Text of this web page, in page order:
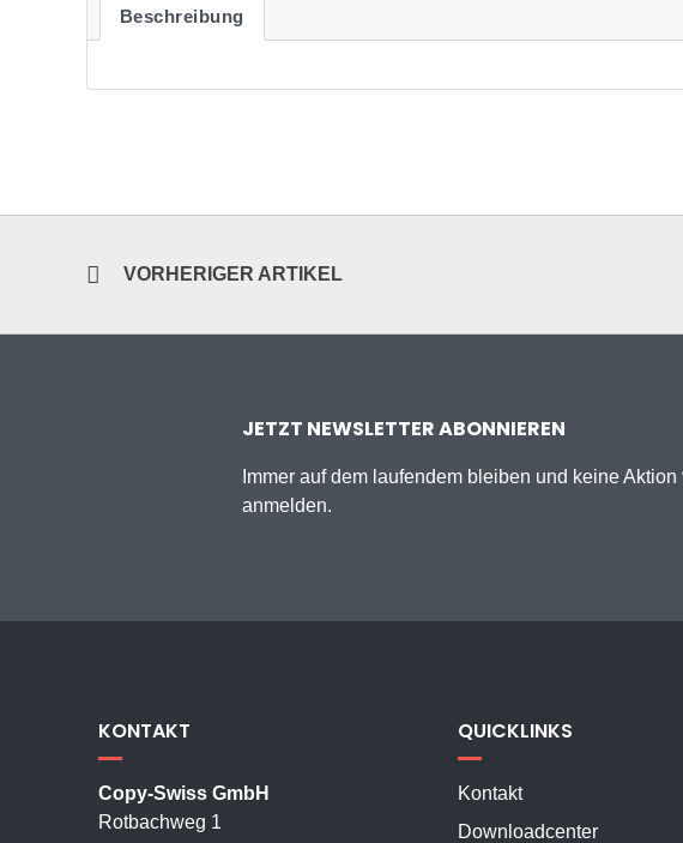
Beschreibung
VORHERIGER ARTIKEL
JETZT NEWSLETTER ABONNIEREN
Immer auf dem laufendem bleiben und keine
anmelden.
KONTAKT
Copy-Swiss GmbH
Rotbachweg 1
QUICKLINKS
Kontakt
Downloadcenter